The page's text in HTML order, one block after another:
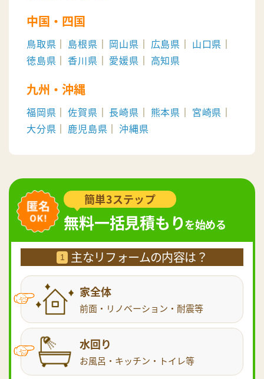
簡単3ステップ
無料一括見積もりを始める
1 主なリフォームの内容は？
家全体
前面・リノベーション・耐震等
水回り
お風呂・キッチン・トイレ等
中国・四国
鳥取県 島根県 岡山県 広島県
山口県
徳島県
香川県 愛媛県 高知県
九州・沖縄
福岡県 佐賀県 長崎県 熊本県
宮崎県
大分県
鹿児島県 沖縄県